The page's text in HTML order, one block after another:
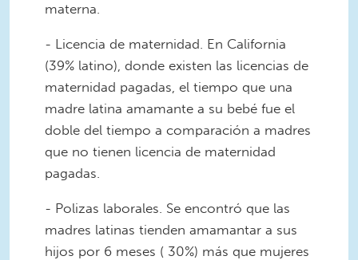
materna.
- Licencia de maternidad. En California
(39% latino), donde existen las licencias de
maternidad pagadas, el tiempo que una
madre latina amamante a su bebé fue el
doble del tiempo a comparación a madres
que no tienen licencia de maternidad
pagadas.
- Polizas laborales. Se encontró que las
madres latinas tienden amamantar a sus
hijos por 6 meses ( 30%) más que mujeres